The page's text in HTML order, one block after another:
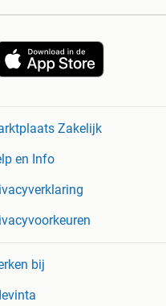
Zakelijk
en Info
bij